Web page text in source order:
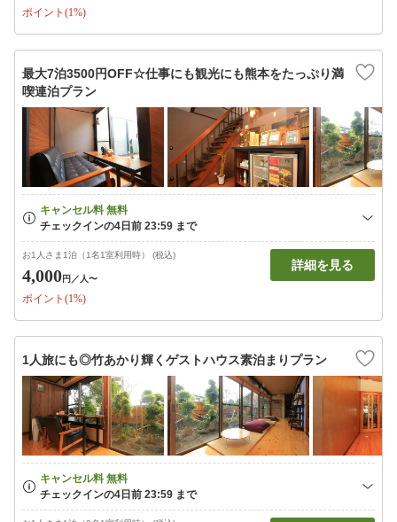
ポイント(1%)
最大7泊3500円OFF☆仕事にも観光にも熊本をたっぷり満
喫連泊プラン
お1人さま1泊（1名1室利用時） (税込)
4,000円 ／人〜
ポイント(1%)
詳細を見る
1人旅にも◎竹あかり輝くゲストハウス素泊まりプラン